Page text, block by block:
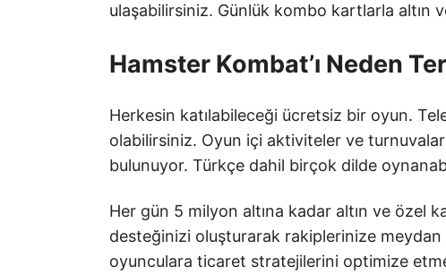
ulaşabilirsiniz. Günlük kombo kartlarla altın
Hamster Kombat’ı Neden
Herkesin katılabileceği ücretsiz bir oyun.
olabilirsiniz. Oyun içi aktiviteler ve
bulunuyor. Türkçe dahil birçok dilde
Her gün 5 milyon altına kadar altın ve özel
desteğinizi oluşturarak rakiplerinize
oyunculara ticaret stratejilerini optimize